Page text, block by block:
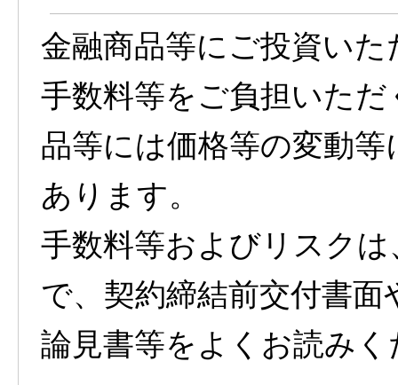
金融商品等にご投資い
手数料等をご負担いた
品等には価格等の変動
あります。
手数料等およびリスク
で、契約締結前交付書
論見書等をよくお読みく